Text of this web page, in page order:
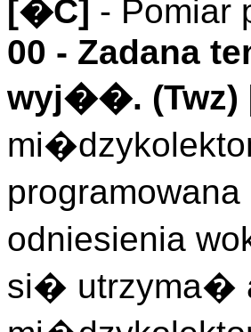
[�C] - Pomiar
00 - Zadana
wyj��. (Twz)
odniesienia
si� utrzyma�